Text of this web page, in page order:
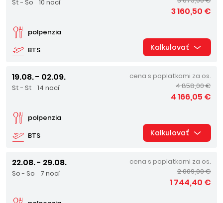
St - So 10 nocí
BTS
polpenzia
3 160,50 €
Kalkulovať
19.08. - 02.09.
St - St 14 nocí
BTS
polpenzia
cena s poplatkami za os.
4 858,00 €
4 166,05 €
Kalkulovať
22.08. - 29.08.
So - So 7 nocí
cena s poplatkami za os.
2 009,00 €
1 744,40 €